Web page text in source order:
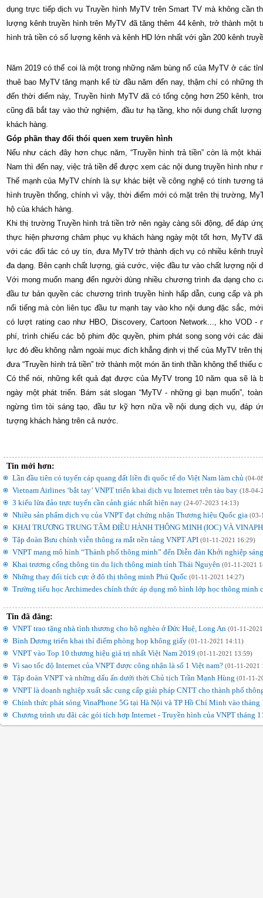
dụng trực tiếp dịch vụ Truyền hình MyTV trên Smart TV mà không cần
lượng kênh truyền hình trên MyTV đã tăng thêm 44 kênh, trở thành một
hình trả tiền có số lượng kênh và kênh HD lớn nhất với gần 200 kênh
Năm 2019 có thể coi là một trong những năm bùng nổ của MyTV ở các
thuê bao MyTV tăng mạnh kể từ đầu năm đến nay, thậm chí có những
đến thời điểm này, Truyền hình MyTV đã có tổng cộng hơn 250 kênh,
cũng đã bắt tay vào thử nghiệm, đầu tư hạ tầng, kho nội dung chất
khách hàng.
Góp phần thay đổi thói quen xem truyền hình
Nếu như cách đây hơn chục năm, “Truyền hình trả tiền” còn là một
Nam thì đến nay, việc trả tiền để được xem các nội dung truyền hình như
Thế mạnh của MyTV chính là sự khác biệt về công nghệ có tính tương
hình truyền thống, chính vì vậy, thời điểm mới có mặt trên thị trường,
hộ của khách hàng.
Khi thị trường Truyền hình trả tiền trở nên ngày càng sôi động, để đáp
thực hiện phương châm phục vụ khách hàng ngày một tốt hơn, MyTV
với các đối tác có uy tín, đưa MyTV trở thành dịch vụ có nhiều kênh
đa dạng. Bên cạnh chất lượng, giá cước, việc đầu tư vào chất lượng nội
Với mong muốn mang đến người dùng nhiều chương trình đa dạng cho
đầu tư bản quyền các chương trình truyền hình hấp dẫn, cung cấp và
nổi tiếng mà còn liên tục đầu tư mạnh tay vào kho nội dung đặc sắc,
có lượt rating cao như HBO, Discovery, Cartoon Network..., kho VOD -
phí, trình chiếu các bộ phim độc quyền, phim phát song song với các
lực đó đều không nằm ngoài mục đích khẳng định vị thế của MyTV trên
đưa “Truyền hình trả tiền” trở thành một món ăn tinh thần không thể thiếu
Có thể nói, những kết quả đạt được của MyTV trong 10 năm qua sẽ là
ngày một phát triển. Bám sát slogan “MyTV - những gì bạn muốn”,
ngừng tìm tòi sáng tạo, đầu tư kỹ hơn nữa về nội dung dịch vụ, đáp
tượng khách hàng trên cả nước.
Tin mới hơn:
Lần đầu tiên có tuyến cáp quang đất liền đi quốc tế do Việt Nam làm chủ (04-
Vietnam Airlines ‘bắt tay’ VNPT triển khai dịch vụ Internet trên tàu bay (18-04-
3 kiểu lừa đảo trực tuyến cần cảnh giác nhất hiện nay (24-07-2023 14:13)
Nhiều sản phẩm dịch vụ của VNPT đạt chứng nhận Thương hiệu Quốc gia (03-
KHAI TRƯƠNG TRUNG TÂM ĐIỀU HÀNH THÔNG MINH (IOC) VÀ
Tập đoàn Bưu chính viễn thông ra mắt nền tảng VNPT API (01-11-2021 16:29)
VNPT mang mô hình “Thành phố thông minh” đến Diễn đàn Khởi nghiệp
Khai trương cổng thông tin du lịch thông minh tỉnh Thái Nguyên (01-11-2021
Những thay đổi tích cực ở đô thị thông minh Phú Quốc (01-11-2021 14:27)
Trường tiểu học Archimedes chính thức áp dụng mô hình lớp học thông minh
Tin đã đăng:
VNPT trao tặng nhà tình thương cho hộ nghèo ở Đức Huệ, Long An (01-11-
Bình Dương triển khai thí điểm phòng họp không giấy (01-11-2021 14:11)
VNPT vào Top 10 thương hiệu giá trị nhất Việt Nam 2019 (01-11-2021 13:59)
Vì sao tốc độ Internet của VNPT được công nhận là số 1 Việt nam? (01-11-2021
Tập đoàn VNPT và những dấu ấn dưới thời Chủ tịch Trần Mạnh Hùng (01-11-
VNPT là doanh nghiệp xuất sắc cung cấp giải pháp CNTT cho thành phố
Chính thức phát sóng VinaPhone 5G tại Hà Nội và TP Hồ Chí Minh vào
Chương trình ưu đãi các gói tích hợp Internet - Truyền hình của VNPT tháng